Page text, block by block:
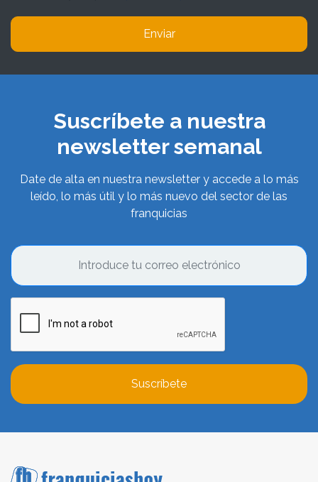
Enviar
Suscríbete a nuestra
newsletter semanal
Date de alta en nuestra newsletter y accede a lo más
leído, lo más útil y lo más nuevo del sector de las
franquicias
Suscríbete